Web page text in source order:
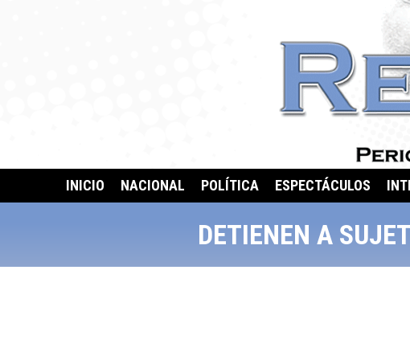
INICIO NACIONAL POLÍTICA ESPECTÁCULOS
DETIENEN A